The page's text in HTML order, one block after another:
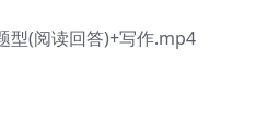
(阅读回答)+写作.mp4